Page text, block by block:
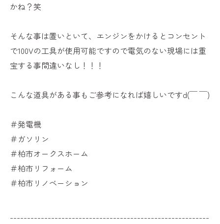
かね？笑
そんな事は置いといて、エンジンをかけるとコンセント
で100Vの工具が使用可能ですので電気のない現場には重
宝する事間違いなし！！！
こんな道具がある事もご参考になれば嬉しいですd(￣ ￣)
＃発電機
＃ガソリン
＃柏市オークスホーム
＃柏市リフォーム
＃柏市リノベーション
----------------------------------------------------------